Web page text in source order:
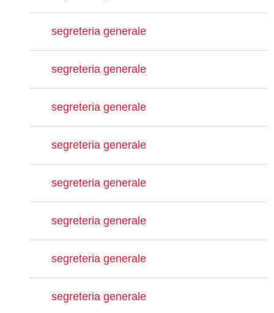
segreteria generale
segreteria generale
segreteria generale
segreteria generale
segreteria generale
segreteria generale
segreteria generale
segreteria generale